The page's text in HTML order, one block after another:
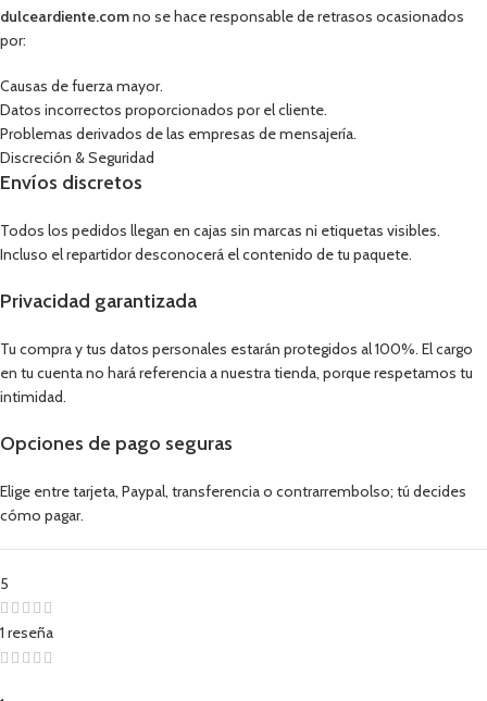
dulceardiente.comno se hace responsable de retrasos ocasionados
por:
Causas de fuerza mayor.
Datos incorrectos proporcionados por el cliente.
Problemas derivados de las empresas de mensajería.
Discreción & Seguridad
Envíos discretos
Todos los pedidos llegan en cajas sin marcas ni etiquetas visibles.
Incluso el repartidor desconocerá el contenido de tu paquete.
Privacidad garantizada
Tu compra y tus datos personales estarán protegidos al 100%. El cargo
en tu cuenta no hará referencia a nuestra tienda, porque respetamos tu
intimidad.
Opciones de pago seguras
Elige entre tarjeta, Paypal, transferencia o contrarrembolso; tú decides
cómo pagar.
5
1 reseña